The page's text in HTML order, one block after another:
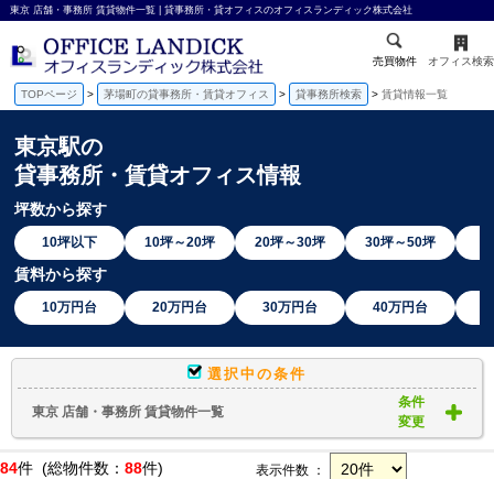
東京 店舗・事務所 賃貸物件一覧 | 貸事務所・貸オフィスのオフィスランディック株式会社
売買物件 オフィス検索
TOPページ 茅場町の貸事務所・賃貸オフィス 貸事務所検索 賃貸情報一覧
東京駅の
貸事務所・賃貸オフィス情報
坪数から探す
10坪以下 10坪～20坪 20坪～30坪 30坪～50坪
賃料から探す
10万円台 20万円台 30万円台 40万円台
選択中の条件
東京 店舗・事務所 賃貸物件一覧
条件
変更
84件 (総物件数： 88件) 表示件数 ：